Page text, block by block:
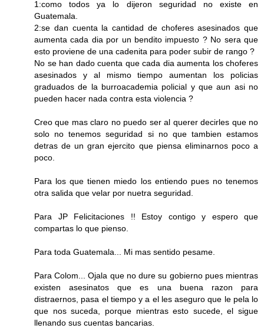
1:como todos ya lo dijeron seguridad no existe en
Guatemala.
2:se dan cuenta la cantidad de choferes asesinados que
aumenta cada dia por un bendito impuesto ? No sera que
esto proviene de una cadenita para poder subir de rango ?
No se han dado cuenta que cada dia aumenta los choferes
asesinados y al mismo tiempo aumentan los policias
graduados de la burroacademia policial y que aun asi no
pueden hacer nada contra esta violencia ?
Creo que mas claro no puedo ser al querer decirles que no
solo no tenemos seguridad si no que tambien estamos
detras de un gran ejercito que piensa eliminarnos poco a
poco.
Para los que tienen miedo los entiendo pues no tenemos
otra salida que velar por nuetra seguridad.
Para JP Felicitaciones !! Estoy contigo y espero que
compartas lo que pienso.
Para toda Guatemala... Mi mas sentido pesame.
Para Colom... Ojala que no dure su gobierno pues mientras
existen asesinatos que es una buena razon para
distraernos, pasa el tiempo y a el les aseguro que le pela lo
que nos suceda, porque mientras esto sucede, el sigue
llenando sus cuentas bancarias.